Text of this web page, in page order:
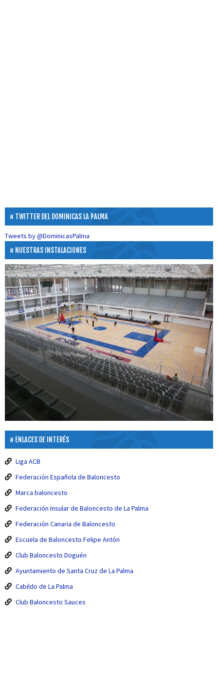
TWITTER DEL DOMINICAS LA PALMA
Tweets by @DominicasPalma
NUESTRAS INSTALACIONES
ENLACES DE INTERÉS
Liga ACB
Federación Española de Baloncesto
Marca baloncesto
Federación Insular de Baloncesto de La Palma
Federación Canaria de Baloncesto
Escuela de Baloncesto Felipe Antón
Club Baloncesto Doguén
Ayuntamiento de Santa Cruz de La Palma
Cabildo de La Palma
Club Baloncesto Sauces